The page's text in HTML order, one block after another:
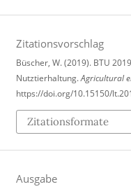
Zitationsvorschlag
Büscher, W. (2019). BTU
Nutztierhaltung.Agricultural
https://doi.org/10.15150/
Zitationsformate
Ausgabe